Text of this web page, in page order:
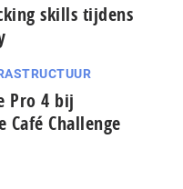
skills tijdens
Pro 4 bij
Café Challenge